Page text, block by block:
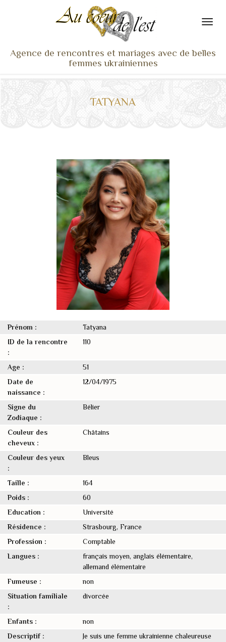
Agence de rencontres et mariages avec de belles
femmes ukrainiennes
NOS ADHÉRENTES
ACTUS
COACHING RENCONTRE
NOTRE DIFFÉRENCE
CONTACT
TATYANA
Prénom :
Tatyana
ID de la rencontre
:
110
Age :
51
Date de
naissance :
12/04/1975
Signe du
Zodiaque :
Bélier
Couleur des
cheveux :
Châtains
Couleur des yeux
:
Bleus
Taille :
164
Poids :
60
Education :
Université
Résidence :
Strasbourg, France
Profession :
Comptable
Langues :
français moyen, anglais élémentaire,
allemand élémentaire
Fumeuse :
non
Situation familiale
:
divorcée
Enfants :
non
Descriptif :
Je suis une femme ukrainienne chaleureuse